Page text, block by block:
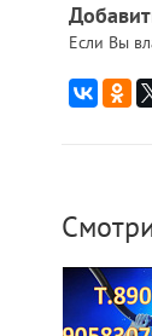
Если Вы